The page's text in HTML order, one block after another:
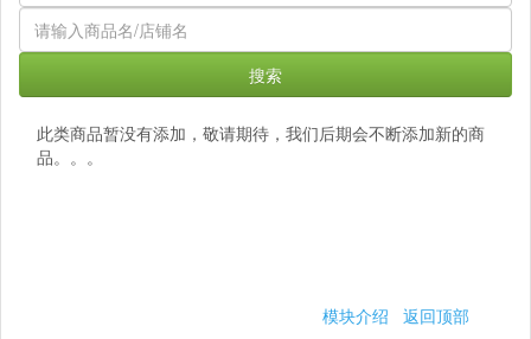
搜索
此类商品暂没有添加，敬请期待，我们后期会不断添加新的商
品。。。
模块介绍 返回顶部